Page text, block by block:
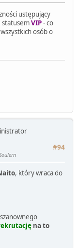
ustępujący
statusemVIP- co
osób o
#94
, który wraca do
na to